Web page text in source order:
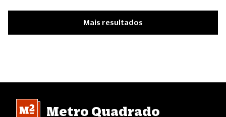
Mais resultados
Metro Quadrado